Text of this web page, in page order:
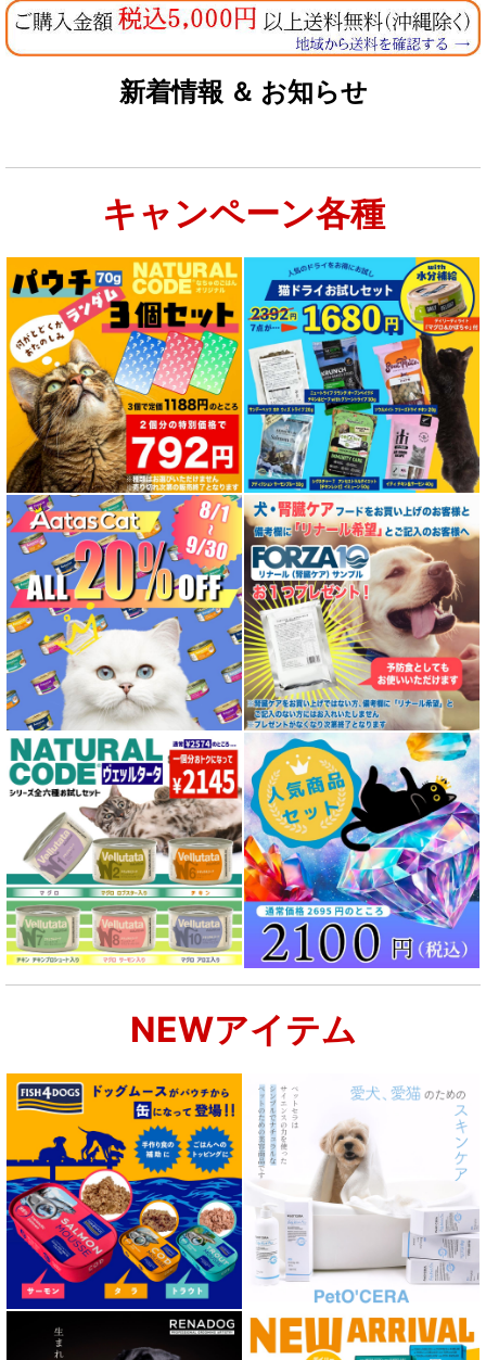
なちゅのオリジナルセット
お試しドライフード少量パック犬用
特集：大型犬＆多頭飼い用：セット＆大袋ドッグフード
特集 グリーントライプ（第４胃）とは
特集 フリーズドライ
特集 エアドライフード
特殊製法のドッグフード
特殊製法のキャットフード
全年齢対応 フード for DOG
パピー用 フード for DOG
成犬用 フード for DOG
シニア犬用フード for DOG
食物アレルギー対応 ドッグフード
腎臓ケア対応ドッグフード
肝臓ケア対応ドッグフード
肥満ケア対応 フード for DOG
泌尿器ケア対応 フード for DOG
胃腸ケア対応 フード for DOG
口腔内・喉ケア対応商品 犬用
新着情報 ＆ お知らせ
キャンペーン各種
NEWアイテム